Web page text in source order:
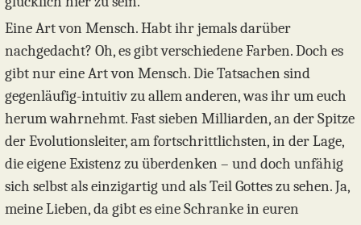
Eine Art von Mensch. Habt ihr jemals darüber
nachgedacht? Oh, es gibt verschiedene Farben. Doch es
gibt nur eine Art von Mensch. Die Tatsachen sind
gegenläufig-intuitiv zu allem anderen, was ihr um euch
herum wahrnehmt. Fast sieben Milliarden, an der Spitze
der Evolutionsleiter, am fortschrittlichsten, in der Lage,
die eigene Existenz zu überdenken – und doch unfähig
sich selbst als einzigartig und als Teil Gottes zu sehen. Ja,
meine Lieben, da gibt es eine Schranke in euren